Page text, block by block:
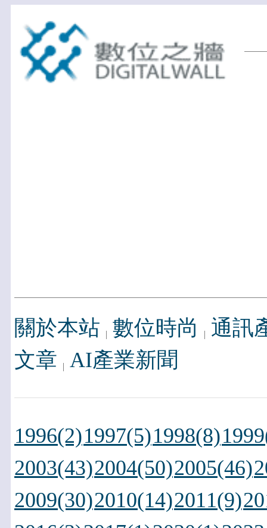
關於本站 數位時尚
通訊
文章 AI產業新聞
1996(2)1997(5)1998(8)
2003(43)2004(50)2005(46)
2009(30)2010(14)2011(9)